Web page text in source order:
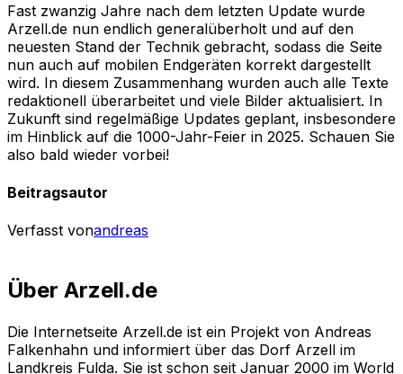
Fast zwanzig Jahre nach dem letzten Update wurde
Arzell.de nun endlich generalüberholt und auf den
neuesten Stand der Technik gebracht, sodass die Seite
nun auch auf mobilen Endgeräten korrekt dargestellt
wird. In diesem Zusammenhang wurden auch alle Texte
redaktionell überarbeitet und viele Bilder aktualisiert. In
Zukunft sind regelmäßige Updates geplant, insbesondere
im Hinblick auf die 1000-Jahr-Feier in 2025. Schauen Sie
also bald wieder vorbei!
Beitragsautor
Verfasst vonandreas
Über Arzell.de
Die Internetseite Arzell.de ist ein Projekt von Andreas
Falkenhahn und informiert über das Dorf Arzell im
Landkreis Fulda. Sie ist schon seit Januar 2000 im World